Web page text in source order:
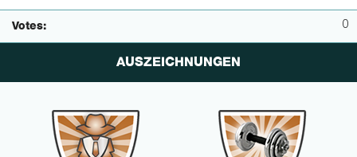
Votes: 0
AUSZEICHNUNGEN